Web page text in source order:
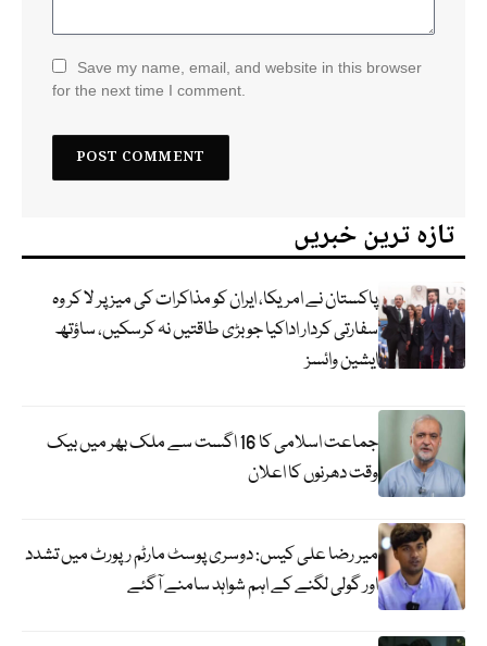
Save my name, email, and website in this browser
for the next time I comment.
تازہ ترین خبریں
پاکستان نے امریکا، ایران کو مذاکرات کی میز پر لا کر وہ
سفارتی کردار اداکیا جو بڑی طاقتیں نہ کرسکیں، ساؤتھ
ایشین وائسز
جماعت اسلامی کا 16 اگست سے ملک بھر میں بیک
وقت دھرنوں کا اعلان
میر رضا علی کیس: دوسری پوسٹ مارٹم رپورٹ میں تشدد
اور گولی لگنے کے اہم شواہد سامنے آگئے